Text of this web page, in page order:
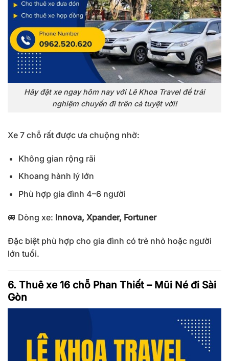
Hãy đặt xe ngay hôm nay với Lê Khoa Travel để trải
nghiệm chuyến đi trên cả tuyệt vời!
Xe 7 chỗ rất được ưa chuộng nhờ:
Không gian rộng rãi
Khoang hành lý lớn
Phù hợp gia đình 4–6 người
🚐 Dòng xe: Innova, Xpander, Fortuner
Đặc biệt phù hợp cho gia đình có trẻ nhỏ hoặc người
lớn tuổi.
6. Thuê xe 16 chỗ Phan Thiết – Mũi Né đi Sài
Gòn